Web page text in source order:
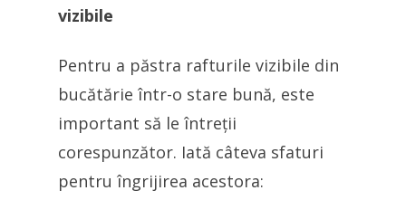
vizibile
Pentru a păstra rafturile vizibile din
bucătărie într-o stare bună, este
important să le întreții
corespunzător. Iată câteva sfaturi
pentru îngrijirea acestora: